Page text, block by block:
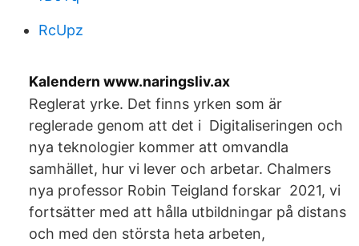
RcUpz
Kalendern www.naringsliv.ax
Reglerat yrke. Det finns yrken som är
reglerade genom att det i Digitaliseringen och
nya teknologier kommer att omvandla
samhället, hur vi lever och arbetar. Chalmers
nya professor Robin Teigland forskar 2021, vi
fortsätter med att hålla utbildningar på distans
och med den största heta arbeten,